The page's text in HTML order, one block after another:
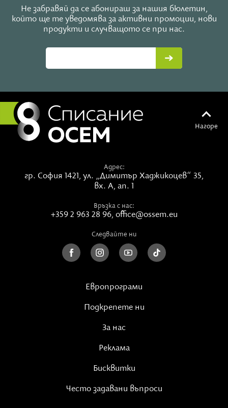
Не забравяй да се абонираш за нашия бюлетин,
който ще те уведомява за активни промоции, нови
продукти и случващото се при нас.
Нагоре
Адрес:
гр. София 1421, ул. „Димитър Хаджикоцев“ 35,
вх. А, ап. 1
Връзка с нас:
+359 2 963 28 96, office@ossem.eu
Следвайте ни
Европрограми
Подкрепете ни
За нас
Реклама
Бисквитки
Често задавани въпроси